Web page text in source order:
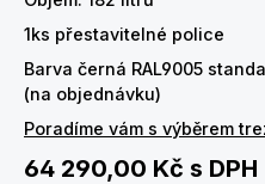
1ks přestavitelné police
Barva černá RAL9005
(na objednávku)
Poradíme vám s výběrem
64 290,00 Kč s DPH